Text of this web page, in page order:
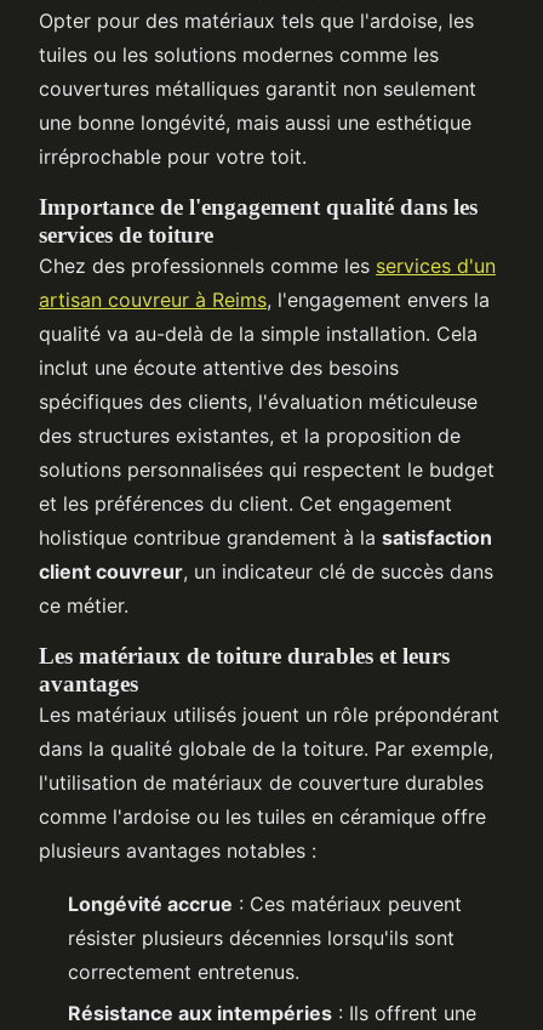
Opter pour des matériaux tels que l'ardoise, les
tuiles ou les solutions modernes comme les
couvertures métalliques garantit non seulement
une bonne longévité, mais aussi une esthétique
irréprochable pour votre toit.
Importance de l'engagement qualité dans les
services de toiture
Chez des professionnels comme les services d'un
artisan couvreur à Reims, l'engagement envers la
qualité va au-delà de la simple installation. Cela
inclut une écoute attentive des besoins
spécifiques des clients, l'évaluation méticuleuse
des structures existantes, et la proposition de
solutions personnalisées qui respectent le budget
et les préférences du client. Cet engagement
holistique contribue grandement à la satisfaction
client couvreur, un indicateur clé de succès dans
ce métier.
Les matériaux de toiture durables et leurs
avantages
Les matériaux utilisés jouent un rôle prépondérant
dans la qualité globale de la toiture. Par exemple,
l'utilisation de matériaux de couverture durables
comme l'ardoise ou les tuiles en céramique offre
plusieurs avantages notables :
Longévité accrue : Ces matériaux peuvent
résister plusieurs décennies lorsqu'ils sont
correctement entretenus.
Résistance aux intempéries : Ils offrent une